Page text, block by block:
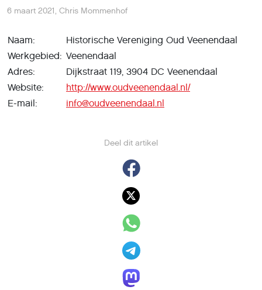
Deel dit artikel
6 maart 2021, Chris Mommenhof
Naam:
Historische Vereniging Oud Veenendaal
Werkgebied: Veenendaal
Adres:
Dijkstraat 119, 3904 DC Veenendaal
Website:
http://www.oudveenendaal.nl/
E-mail:
info@oudveenendaal.nl